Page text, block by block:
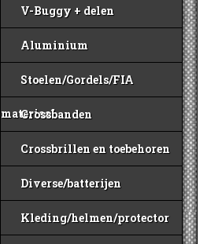
V-Buggy + delen
Aluminium
Stoelen/Gordels/FIA
materiaal
Crossbanden
Crossbrillen en toebehoren
Diverse/batterijen
Kleding/helmen/protector